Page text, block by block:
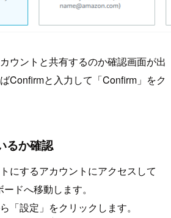
ウントと共有するのか確認画面が出
Confirmと入力して「Confirm」をク
るか確認
にするアカウントにアクセスして
ドへ移動します。
「設定」をクリックします。